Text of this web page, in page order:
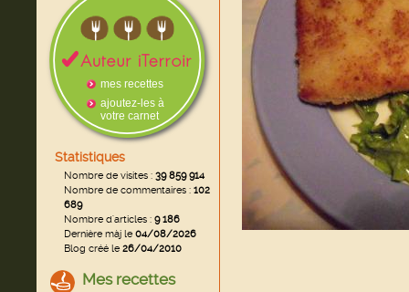
mes recettes
ajoutez-les à
votre carnet
Statistiques
Nombre de visites : 39 859 914
Nombre de commentaires : 102
689
Nombre d'articles : 9 186
Dernière màj le04/08/2026
Blog créé le26/04/2010
Mes recettes